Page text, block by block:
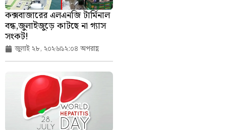
কক্সবাজারের এলএনজি টার্মিনাল
বন্ধ,জুলাইজুড়ে কাটছে না গ্যাস
সংকট!
জুলাই ২৮, ২০২৬১২:০৪ অপরাহ্ণ